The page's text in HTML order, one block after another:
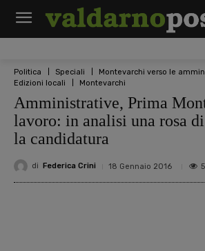
Politica Speciali
Montevarchi verso le
Edizioni locali
Montevarchi
Amministrative, Prima
lavoro: in analisi una rosa
la candidatura
di Federica Crini 18 Gennaio 2016